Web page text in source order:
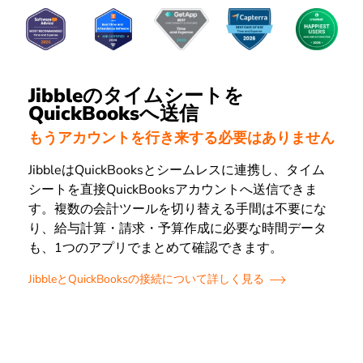
Jibbleのタイムシートを
QuickBooksへ送信
もうアカウントを行き来する必要はありません
JibbleはQuickBooksとシームレスに連携し、タイム
シートを直接QuickBooksアカウントへ送信できま
す。複数の会計ツールを切り替える手間は不要にな
り、給与計算・請求・予算作成に必要な時間データ
も、1つのアプリでまとめて確認できます。
JibbleとQuickBooksの接続について詳しく見る